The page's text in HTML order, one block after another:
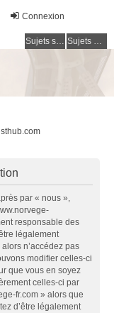
Connexion
Sujets sans réponse Sujets actifs
par « nous »,
responsable des
légalement
n’accédez pas
modifier celles-ci
que vous en soyez
celles-ci par
fr.com » alors que
d’être légalement